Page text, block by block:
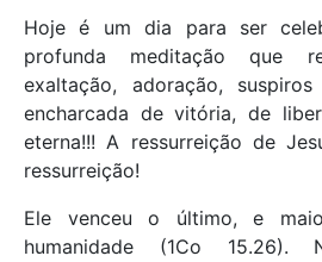
Hoje é um dia para ser
profunda meditação que
exaltação, adoração,
encharcada de vitória, de
eterna!!! A ressurreição de
ressurreição!
Ele venceu o último, e
humanidade (1Co 15.26).